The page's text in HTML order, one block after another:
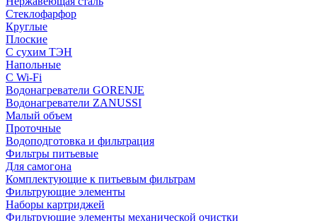
Стеклофарфор
Круглые
Плоские
С сухим ТЭН
Напольные
С Wi-Fi
Водонагреватели GORENJE
Водонагреватели ZANUSSI
Малый объем
Проточные
Водоподготовка и фильтрация
Фильтры питьевые
Для самогона
Комплектующие к питьевым фильтрам
Фильтрующие элементы
Наборы картриджей
Фильтрующие элементы механической очистки